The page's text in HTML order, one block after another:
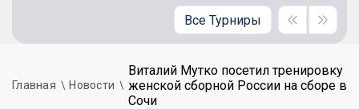
Все Турниры
Главная Новости
Виталий Мутко посетил тренировку
женской сборной России на сборе в
Сочи